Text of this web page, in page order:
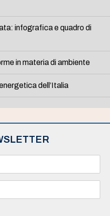
infografica e quadro di
in materia di ambiente
dell’Italia